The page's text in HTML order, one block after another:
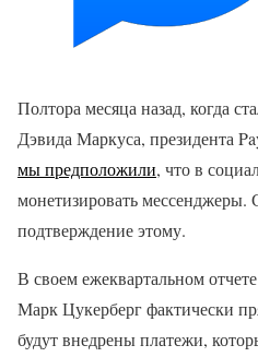
Полтора месяца назад, когда
Дэвида Маркуса, президента
мы предположили, что в
монетизировать мессенджеры.
подтверждение этому.
В своем ежеквартальном
Марк Цукерберг фактически
будут внедрены платежи,